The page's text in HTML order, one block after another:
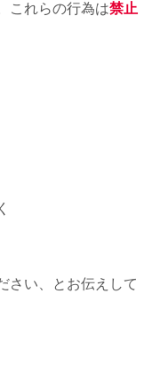
これらの行為は禁止
さい、とお伝えして